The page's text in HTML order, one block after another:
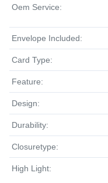
Oem Service:
Envelope Included:
Card Type:
Feature:
Design:
Durability:
Closuretype:
High Light: